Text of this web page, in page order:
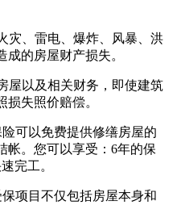
灾、雷电、爆炸、风暴、洪
的房屋财产损失。
屋以及相关财务，即使建筑
失照价赔偿。
可以免费提供修缮房屋的
帐。您可以享受：6年的保
完工。
项目不仅包括房屋本身和